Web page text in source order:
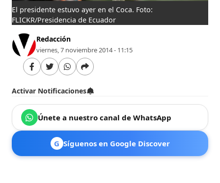
El presidente estuvo ayer en el Coca. Foto:
FLICKR/Presidencia de Ecuador
Redacción
viernes, 7 noviembre 2014 - 11:15
Activar Notificaciones
Únete a nuestro canal de WhatsApp
G Síguenos en Google Discover